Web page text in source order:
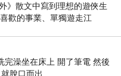
》散文中寫到理想的遊俠生
歡的事業、單獨遊走江
完澡坐在床上 開了筆電 然後
脫口而出